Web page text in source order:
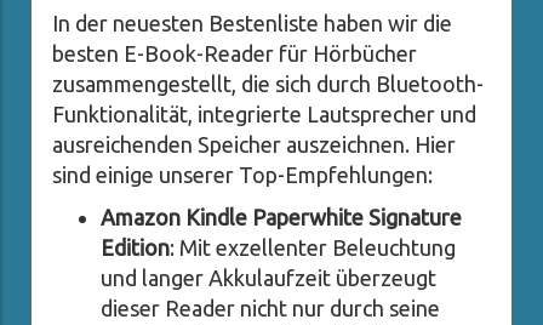
In der neuesten Bestenliste haben wir die
besten E-Book-Reader für Hörbücher
zusammengestellt, die sich durch Bluetooth-
Funktionalität, integrierte Lautsprecher und
ausreichenden Speicher auszeichnen. Hier
sind einige unserer Top-Empfehlungen:
Amazon Kindle Paperwhite Signature
Edition: Mit exzellenter Beleuchtung
und langer Akkulaufzeit überzeugt
dieser Reader nicht nur durch seine